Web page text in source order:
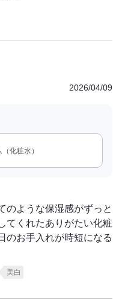
2026/04/09
化粧水）
のような保湿感がずっと
てくれたありがたい化粧
のお手入れが時短になる
美白